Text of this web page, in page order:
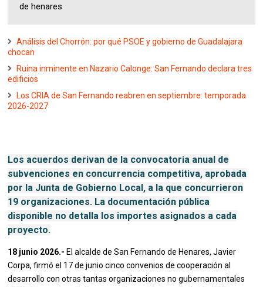
de henares
Análisis del Chorrón: por qué PSOE y gobierno de Guadalajara
chocan
Ruina inminente en Nazario Calonge: San Fernando declara tres
edificios
Los CRIA de San Fernando reabren en septiembre: temporada
2026-2027
Los acuerdos derivan de la convocatoria anual de
subvenciones en concurrencia competitiva, aprobada
por la Junta de Gobierno Local, a la que concurrieron
19 organizaciones. La documentación pública
disponible no detalla los importes asignados a cada
proyecto.
18 junio 2026.- El alcalde de San Fernando de Henares, Javier
Corpa, firmó el 17 de junio cinco convenios de cooperación al
desarrollo con otras tantas organizaciones no gubernamentales